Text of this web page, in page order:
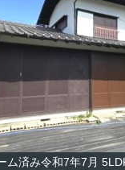
ム済み令和7年7月